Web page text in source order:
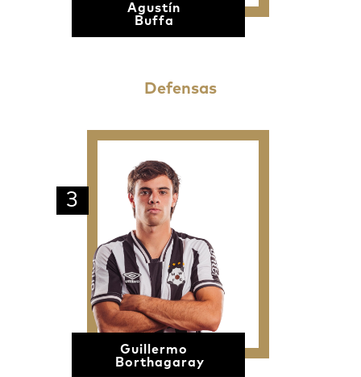
Agustín
Buffa
Defensas
3
Guillermo
Borthagaray